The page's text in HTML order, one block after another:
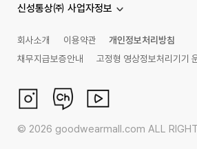
신성통상㈜ 사업자정보
회사소개 이용약관
개인정보처리방침
채무지급보증안내
고정형 영상정보처리기기
© 2026 goodwearmall.com ALL